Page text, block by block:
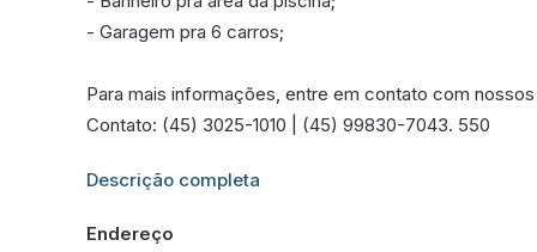
- Garagem pra 6 carros;
Para mais informações, entre em contato com
Contato: (45) 3025-1010 | (45) 99830-7043. 550
Informações adicionais sobre este imóvel estarão
Descrição completa
Endereço